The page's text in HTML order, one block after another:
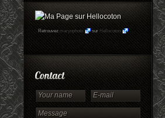
Retrouvez maryophoto sur Hellocoton